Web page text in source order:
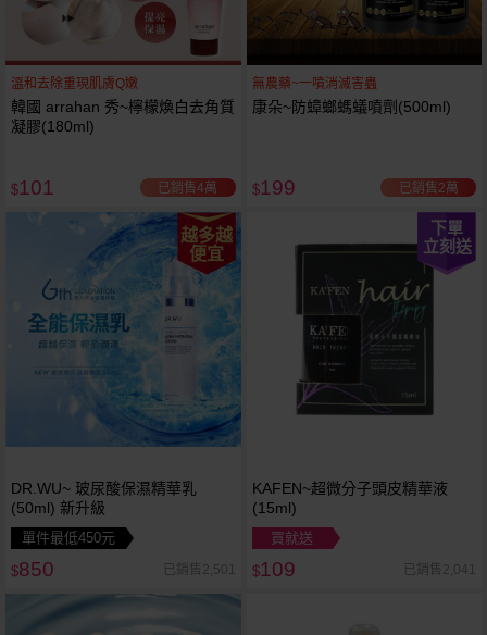
溫和去除重現肌膚Q嫩
韓國 arrahan 秀~檸檬煥白去角質
凝膠(180ml)
$101 已銷售4萬
無農藥~一噴消滅害蟲
康朵~防蟑螂螞蟻噴劑(500ml)
$199 已銷售2萬
越多越
便宜
DR.WU~ 玻尿酸保濕精華乳
(50ml) 新升級
單件最低450元
$850 已銷售2,501
下單
立刻送
KAFEN~超微分子頭皮精華液
(15ml)
買就送
$109 已銷售2,041